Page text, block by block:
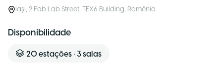
Iași, 2 Fab Lab Street, TEX6 Building, Romênia
Disponibilidade
20estações • 3salas